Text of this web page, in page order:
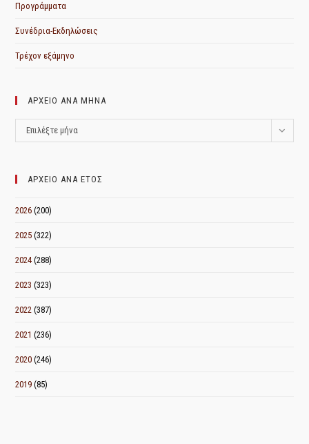
Προγράμματα
Συνέδρια-Εκδηλώσεις
Τρέχον εξάμηνο
ΑΡΧΕΙΟ ΑΝΑ ΜΗΝΑ
ΑΡΧΕΙΟ
ΑΝΑ
Επιλέξτε μήνα
ΑΡΧΕΙΟ ΑΝΑ ΕΤΟΣ
2026 (200)
2025 (322)
2024 (288)
2023 (323)
2022 (387)
2021 (236)
2020 (246)
2019 (85)